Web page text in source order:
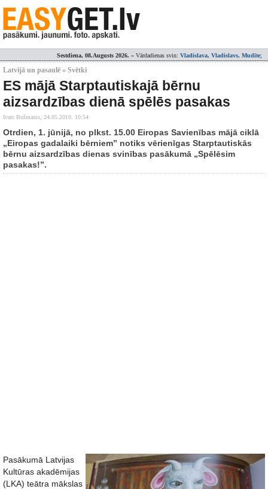
Sestdiena, 08.Augusts 2026. » Vārdadienas svin: Vladislava, Vladislavs, Mudīte;
Latvijā un pasaulē » Svētki
ES mājā Starptautiskajā bērnu
aizsardzības dienā spēlēs pasakas
Ivars Bušmanis, 24.05.2010. 10:54
Otrdien, 1. jūnijā, no plkst. 15.00 Eiropas Savienības mājā ciklā
„Eiropas gadalaiki bērniem” notiks vērienīgas Starptautiskās
bērnu aizsardzības dienas svinības pasākumā „Spēlēsim
pasakas!”.
Pasākumā Latvijas
Kultūras akadēmijas
(LKA) teātra mākslas